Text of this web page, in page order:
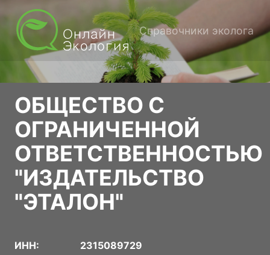
Справочники эколога
ОБЩЕСТВО С
ОГРАНИЧЕННОЙ
ОТВЕТСТВЕННОСТЬЮ
"ИЗДАТЕЛЬСТВО
"ЭТАЛОН"
ИНН: 2315089729